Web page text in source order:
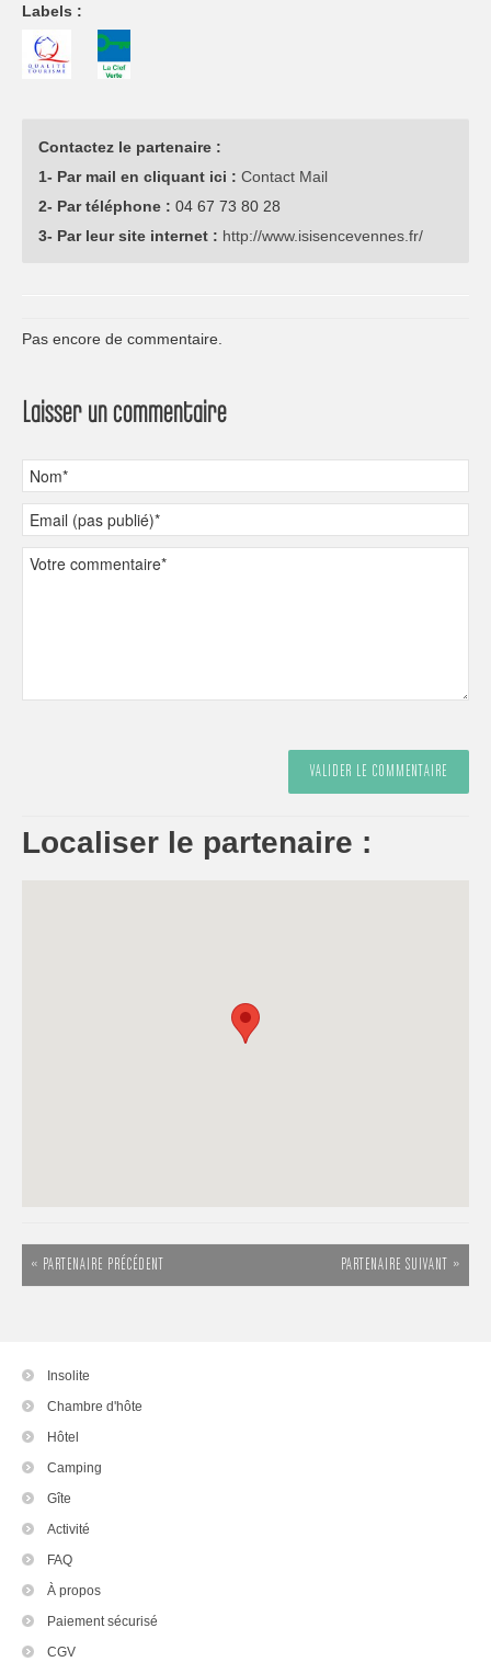
Labels :
Contactez le partenaire :
1- Par mail en cliquant ici : Contact Mail
2- Par téléphone : 04 67 73 80 28
3- Par leur site internet : http://www.isisencevennes.fr/
Pas encore de commentaire.
Laisser un commentaire
Localiser le partenaire :
« PARTENAIRE PRÉCÉDENT PARTENAIRE SUIVANT »
Insolite
Chambre d'hôte
Hôtel
Camping
Gîte
Activité
FAQ
À propos
Paiement sécurisé
CGV